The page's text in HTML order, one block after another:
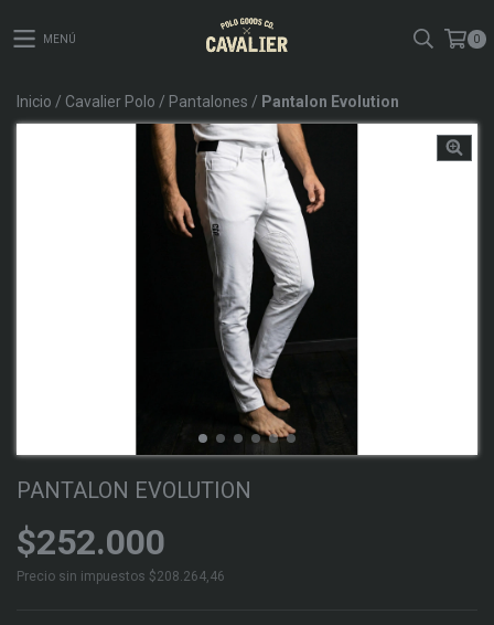
MENÚ 0
Inicio / Cavalier Polo / Pantalones / Pantalon Evolution
PANTALON EVOLUTION
$252.000
Precio sin impuestos $208.264,46